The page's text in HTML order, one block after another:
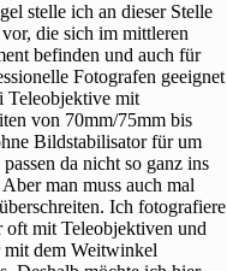
stelle ich an dieser Stelle
die sich im mittleren
befinden und auch für
Fotografen geeignet
Teleobjektive mit
von 70mm/75mm bis
Bildstabilisator für um
da nicht so ganz ins
man muss auch mal
Ich fotografiere
oft mit Teleobjektiven und
mit dem Weitwinkel